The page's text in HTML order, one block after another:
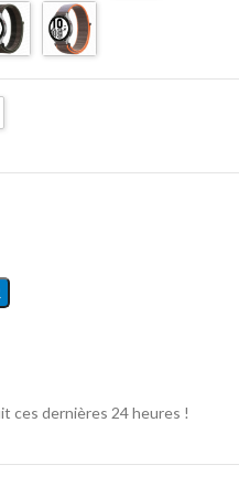
ces dernières 24 heures !